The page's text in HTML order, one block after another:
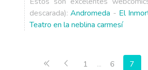
descarada):Andromeda - El
Teatro en la neblina carmesí
Primera página
Anterior
1 ... 6 7